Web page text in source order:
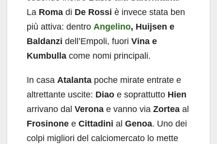
La Roma di De Rossi è invece stata ben
più attiva: dentro Angelino, Huijsen e
Baldanzi dell’Empoli, fuori Vina e
Kumbulla come nomi principali.
In casa Atalanta poche mirate entrate e
altrettante uscite: Diao e soprattutto Hien
arrivano dal Verona e vanno via Zortea al
Frosinone e Cittadini al Genoa. Uno dei
colpi migliori del calciomercato lo mette